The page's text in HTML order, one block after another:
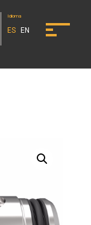
Idioma
ES EN